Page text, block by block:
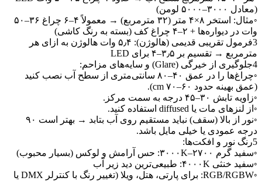
(معادل ۳۰۰۰–۵۰۰۰ لومن)
◦مثال: استخر ۸×۴ متر (۳۲ مترمربع) → معمولاً ۴–۶ چراغ ۳۶–۵۰
وات در دیواره‌ها + ۲–۴ چراغ کف (بسته به رنگ کاشی)
3فرمول تقریبی قدیمی (هالوژن): ۵٫۴ وات هالوژن به ازای هر
مترمربع → تقسیم بر ۳٫۵–۴ برای LED
4جلوگیری از خیرگی (Glare) و سایه‌های مزاحم:
◦چراغ‌ها را در عمق ۴۰–۸۰ سانتی‌متری از سطح آب نصب کنید
(عمق بهینه حدود ۶۰–۷۰ cm).
◦زاویه تابش ۳۰–۴۵ درجه به سمت مرکز.
◦از لنزهای مات یا diffused استفاده کنید.
◦نور از بالا (سقف) نباید مستقیم روی آب بتابد → بهتر است ۹۰
درجه عمودی یا خیلی مایل باشد.
5رنگ نور و افکت‌ها:
◦سفید گرم ۲۷۰۰–۳۰۰۰K: حس آرامش و لوکس (بسیار محبوب)
◦سفید خنثی ۴۰۰۰K: طبیعی‌ترین دید زیر آب
◦RGB/RGBW: برای پارتی، هتل، ویلا (تغییر رنگ با کنترلر DMX یا